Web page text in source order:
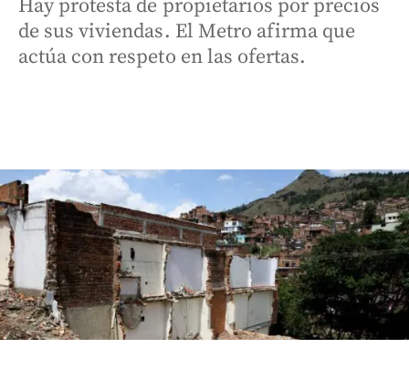
Hay protesta de propietarios por precios
de sus viviendas. El Metro afirma que
actúa con respeto en las ofertas.